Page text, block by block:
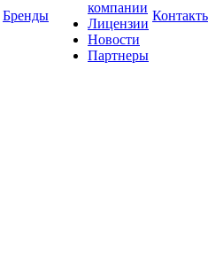
Бренды
компании
Лицензии
Новости
Партнеры